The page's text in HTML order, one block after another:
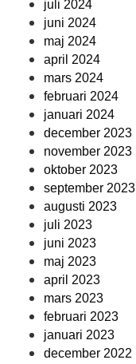
juli 2024
juni 2024
maj 2024
april 2024
mars 2024
februari 2024
januari 2024
december 2023
november 2023
oktober 2023
september 2023
augusti 2023
juli 2023
juni 2023
maj 2023
april 2023
mars 2023
februari 2023
januari 2023
december 2022